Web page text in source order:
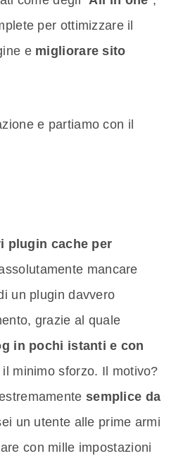
per ottimizzare il
e migliorare sito
e partiamo con il
plugin cache per
mancare
un plugin davvero
grazie al quale
in pochi istanti e con
minimo sforzo. Il motivo?
semplice da
un utente alle prime armi
con mille impostazioni